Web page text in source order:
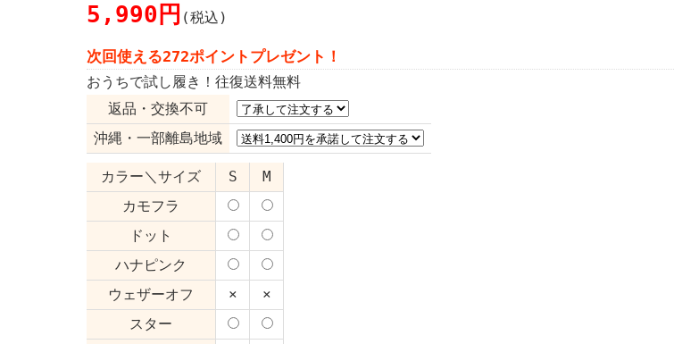
5,990円 (税込)
次回使える272ポイントプレゼント！
おうちで試し履き！往復送料無料
返品・交換不可
沖縄・一部離島地域
カラー＼サイズ S
M
カモフラ
ドット
ハナピンク
ウェザーオフ
×
×
スター